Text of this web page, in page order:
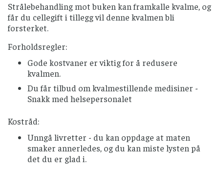
Strålebehandling mot buken kan framkalle kvalme, og
får du cellegift i tillegg vil denne kvalmen bli
forsterket.
Forholdsregler:
Gode kostvaner er viktig for å redusere
kvalmen.
Du får tilbud om kvalmestillende medisiner -
Snakk med helsepersonalet
Kostråd:
Unngå livretter - du kan oppdage at maten
smaker annerledes, og du kan miste lysten på
det du er glad i.